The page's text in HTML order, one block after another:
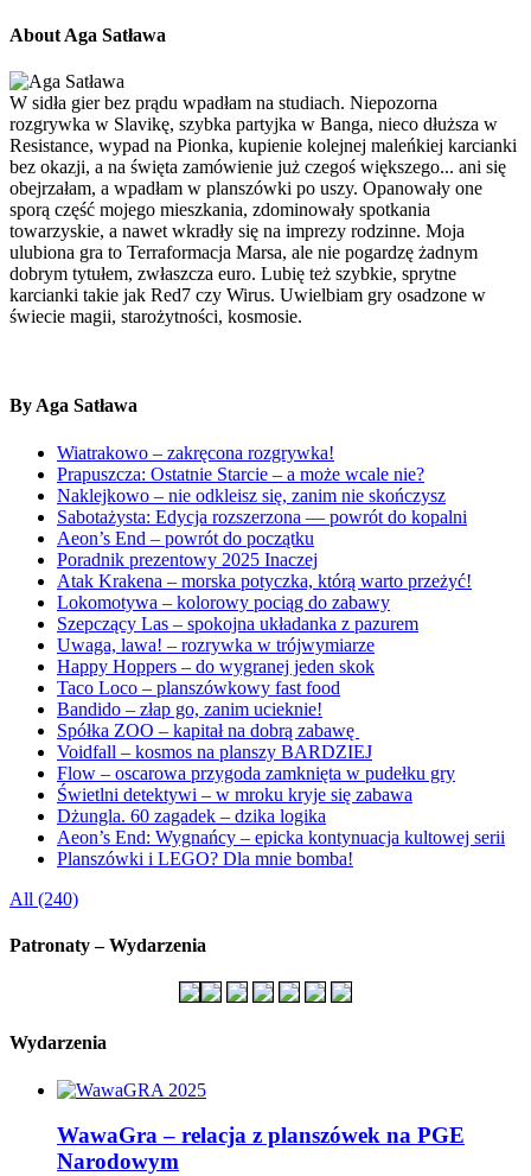
About Aga Satława
W sidła gier bez prądu wpadłam na studiach. Niepozorna
rozgrywka w Slavikę, szybka partyjka w Banga, nieco dłuższa w
Resistance, wypad na Pionka, kupienie kolejnej maleńkiej karcianki
bez okazji, a na święta zamówienie już czegoś większego... ani się
obejrzałam, a wpadłam w planszówki po uszy. Opanowały one
sporą część mojego mieszkania, zdominowały spotkania
towarzyskie, a nawet wkradły się na imprezy rodzinne. Moja
ulubiona gra to Terraformacja Marsa, ale nie pogardzę żadnym
dobrym tytułem, zwłaszcza euro. Lubię też szybkie, sprytne
karcianki takie jak Red7 czy Wirus. Uwielbiam gry osadzone w
świecie magii, starożytności, kosmosie.
By Aga Satława
Wiatrakowo – zakręcona rozgrywka!
Prapuszcza: Ostatnie Starcie – a może wcale nie?
Naklejkowo – nie odkleisz się, zanim nie skończysz
Sabotażysta: Edycja rozszerzona — powrót do kopalni
Aeon’s End – powrót do początku
Poradnik prezentowy 2025 Inaczej
Atak Krakena – morska potyczka, którą warto przeżyć!
Lokomotywa – kolorowy pociąg do zabawy
Szepczący Las – spokojna układanka z pazurem
Uwaga, lawa! – rozrywka w trójwymiarze
Happy Hoppers – do wygranej jeden skok
Taco Loco – planszówkowy fast food
Bandido – złap go, zanim ucieknie!
Spółka ZOO – kapitał na dobrą zabawę
Voidfall – kosmos na planszy BARDZIEJ
Flow – oscarowa przygoda zamknięta w pudełku gry
Świetlni detektywi – w mroku kryje się zabawa
Dżungla. 60 zagadek – dzika logika
Aeon’s End: Wygnańcy – epicka kontynuacja kultowej serii
Planszówki i LEGO? Dla mnie bomba!
All (240)
Patronaty – Wydarzenia
Wydarzenia
WawaGra – relacja z planszówek na PGE
Narodowym